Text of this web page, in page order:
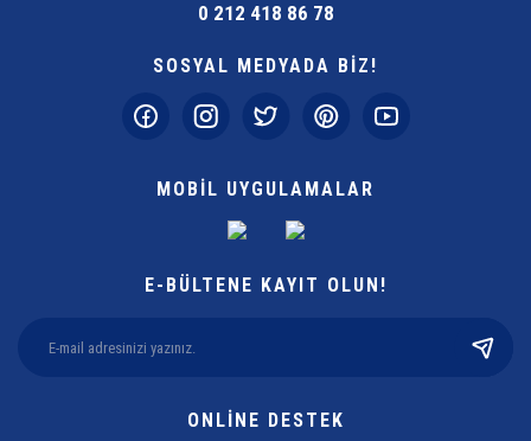
0 212 418 86 78
SOSYAL MEDYADA BİZ!
MOBİL UYGULAMALAR
E-BÜLTENE KAYIT OLUN!
ONLİNE DESTEK